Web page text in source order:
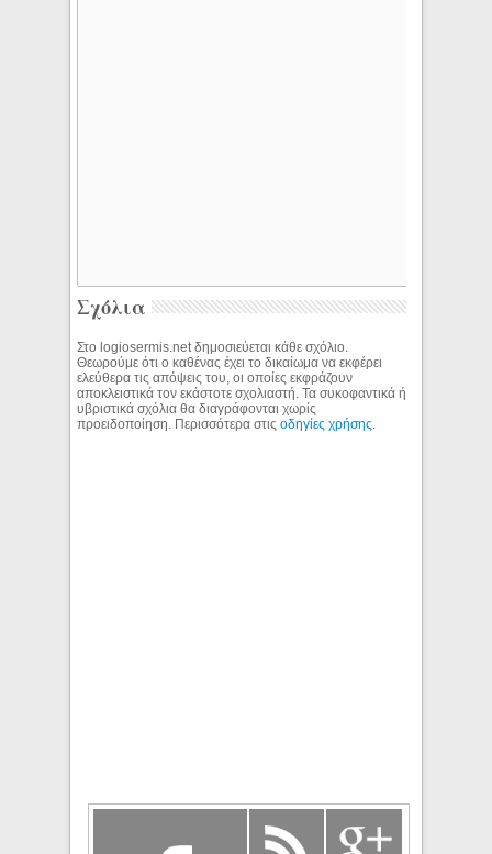
Σχόλια
Στο logiosermis.net δημοσιεύεται κάθε σχόλιο.
Θεωρούμε ότι ο καθένας έχει το δικαίωμα να εκφέρει
ελεύθερα τις απόψεις του, οι οποίες εκφράζουν
αποκλειστικά τον εκάστοτε σχολιαστή. Τα συκοφαντικά ή
υβριστικά σχόλια θα διαγράφονται χωρίς
προειδοποίηση. Περισσότερα στιςοδηγίες χρήσης